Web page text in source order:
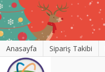
Anasayfa Sipariş Takibi